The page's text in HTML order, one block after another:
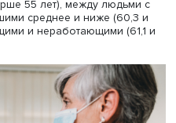
и пряники
ИНСАП РАНХиГС Марина
и рынок труда:
совместно с
сотрудником ИНСАП